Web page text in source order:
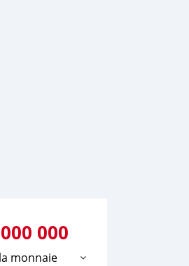
000
monnaie